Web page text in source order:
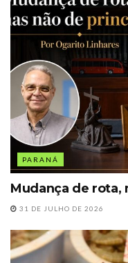
PARANÁ
Mudança de rota,
31 DE JULHO DE 2026